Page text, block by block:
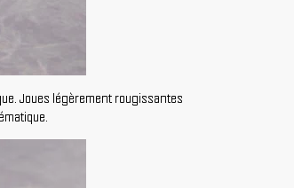
Joues légèrement rougissantes